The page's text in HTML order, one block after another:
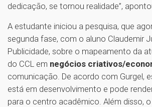
dedicação, se tornou realidade”,
A estudante iniciou a pesquisa, que
segunda fase, com o aluno Claudemir
Publicidade, sobre o mapeamento da
do CCL em negócios criativos/
comunicação. De acordo com Gurgel,
está em desenvolvimento e pode
para o centro acadêmico. Além disso,